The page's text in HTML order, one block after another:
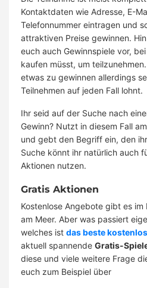
Kontaktdaten wie Adresse, E-
Telefonnummer eintragen und
attraktiven Preise gewinnen.
euch auch Gewinnspiele vor,
kaufen müsst, um
etwas zu gewinnen allerdings
Teilnehmen auf jeden Fall lohnt.
Ihr seid auf der Suche nach
Gewinn? Nutzt in diesem Fall
und gebt den Begriff ein, den
Suche könnt ihr natürlich auch
Aktionen nutzen.
Gratis Aktionen
Kostenlose Angebote gibt es
am Meer. Aber was passiert
welches ist das beste
aktuell spannende Gratis-
diese und viele weitere Frage
euch zum Beispiel über